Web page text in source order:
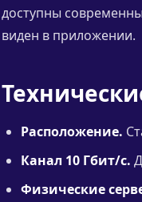
доступны
виден в приложении.
Расположение.
Канал 10 Гбит/с.
Физические